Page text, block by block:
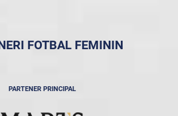
FOTBAL FEMININ
PARTENER PRINCIPAL